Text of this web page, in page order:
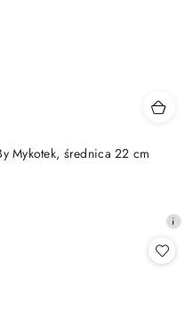
Mykotek, średnica 22 cm